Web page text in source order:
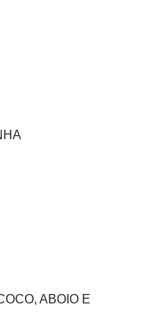
ABOIO E